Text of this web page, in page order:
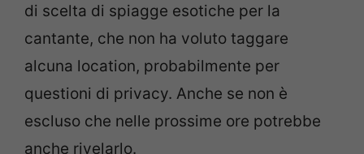
di scelta di spiagge esotiche per la
cantante, che non ha voluto taggare
alcuna location, probabilmente per
questioni di privacy. Anche se non è
escluso che nelle prossime ore potrebbe
anche rivelarlo.